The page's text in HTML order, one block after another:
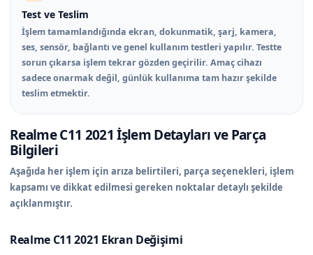
Test ve Teslim
İşlem tamamlandığında ekran, dokunmatik, şarj, kamera,
ses, sensör, bağlantı ve genel kullanım testleri yapılır. Testte
sorun çıkarsa işlem tekrar gözden geçirilir. Amaç cihazı
sadece onarmak değil, günlük kullanıma tam hazır şekilde
teslim etmektir.
Realme C11 2021 İşlem Detayları ve Parça
Bilgileri
Aşağıda her işlem için arıza belirtileri, parça seçenekleri, işlem
kapsamı ve dikkat edilmesi gereken noktalar detaylı şekilde
açıklanmıştır.
Realme C11 2021 Ekran Değişimi